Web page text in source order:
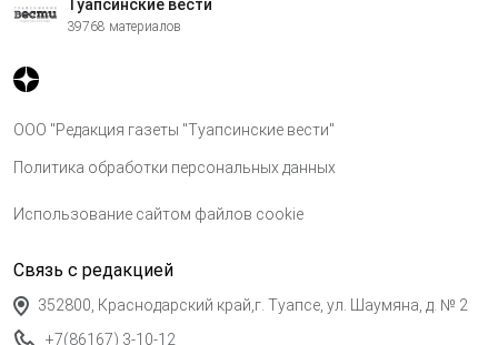
Туапсинские вести
39768 материалов
ООО "Редакция газеты "Туапсинские вести"
Политика обработки персональных данных
Использование сайтом файлов cookie
Связь с редакцией
352800, Краснодарский край,г. Туапсе, ул. Шаумяна, д. № 2
+7(86167) 3-10-12